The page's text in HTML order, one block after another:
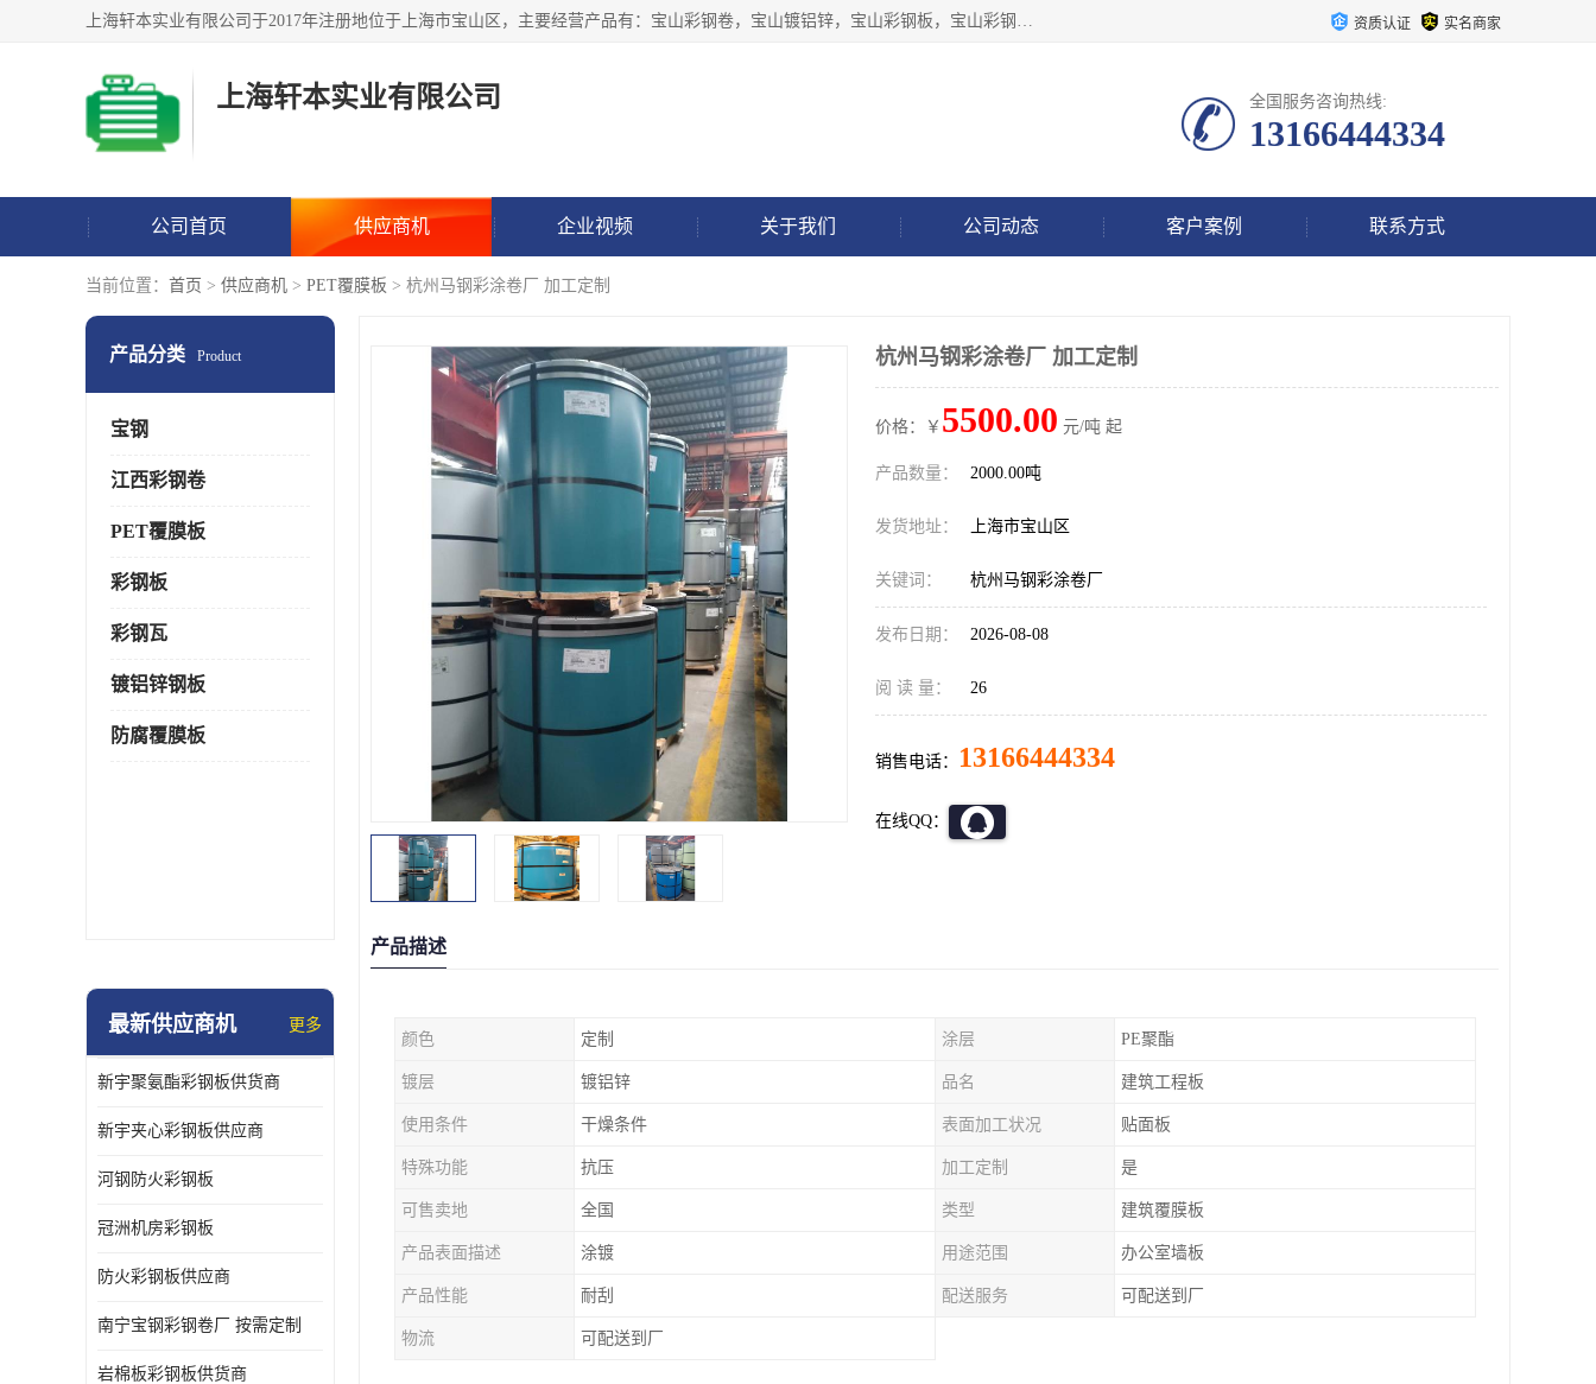
上海轩本实业有限公司于2017年注册地位于上海市宝山区，主要经营产品有：宝山彩钢卷，宝山镀铝锌，宝山彩钢板，宝山彩钢瓦等产品的生产和销售。 资质认证 实名商家
上海轩本实业有限公司 全国服务咨询热线:
13166444334
公司首页 供应商机 企业视频 关于我们 公司动态 客户案例 联系方式
当前位置： 首页 > 供应商机 > PET覆膜板 > 杭州马钢彩涂卷厂 加工定制
产品分类 Product
宝钢
江西彩钢卷
PET覆膜板
彩钢板
彩钢瓦
镀铝锌钢板
防腐覆膜板
最新供应商机 更多
新宇聚氨酯彩钢板供货商
新宇夹心彩钢板供应商
河钢防火彩钢板
冠洲机房彩钢板
防火彩钢板供应商
南宁宝钢彩钢卷厂 按需定制
岩棉板彩钢板供货商
杭州马钢彩涂卷厂 加工定制
价格：￥ 5500.00 元/吨 起
产品数量： 2000.00吨
发货地址： 上海市宝山区
关键词： 杭州马钢彩涂卷厂
发布日期： 2026-08-08
阅 读 量： 26
销售电话： 13166444334
在线QQ：
产品描述
颜色 定制 涂层 PE聚酯
镀层 镀铝锌 品名 建筑工程板
使用条件 干燥条件 表面加工状况 贴面板
特殊功能 抗压 加工定制 是
可售卖地 全国 类型 建筑覆膜板
产品表面描述 涂镀 用途范围 办公室墙板
产品性能 耐刮 配送服务 可配送到厂
物流 可配送到厂